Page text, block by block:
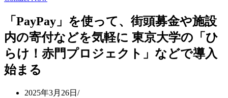
「PayPay」を使って、街頭募金や施設
内の寄付などを気軽に 東京大学の「ひ
らけ！赤門プロジェクト」などで導入
始まる
2025年3月26日